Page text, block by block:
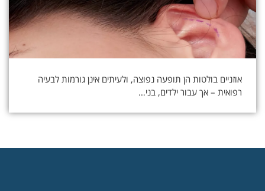
אוזניים בולטות הן תופעה נפוצה, ולעיתים אינן גורמות לבעיה
רפואית – אך עבור ילדים, בני…